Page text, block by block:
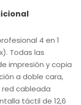
4 en 1
Todas las
impresión y copia
a doble cara,
cableada
táctil de 12,6